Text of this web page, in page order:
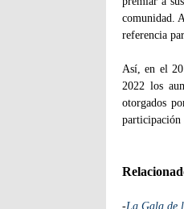
comunidad.
referencia
Así, en el
2022 los
otorgados
participación
-La Gala de